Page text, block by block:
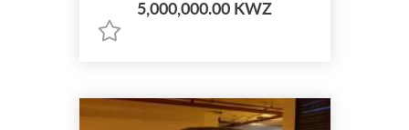
Óptimas Condições
5,000,000.00 KWZ